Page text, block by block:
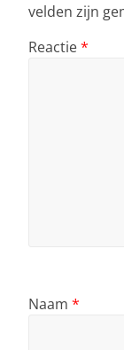
velden zijn
Reactie*
Naam *